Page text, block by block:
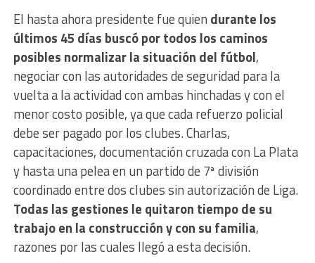
El hasta ahora presidente fue quien durante los
últimos 45 días buscó por todos los caminos
posibles normalizar la situación del fútbol,
negociar con las autoridades de seguridad para la
vuelta a la actividad con ambas hinchadas y con el
menor costo posible, ya que cada refuerzo policial
debe ser pagado por los clubes. Charlas,
capacitaciones, documentación cruzada con La Plata
y hasta una pelea en un partido de 7ª división
coordinado entre dos clubes sin autorización de Liga.
Todas las gestiones le quitaron tiempo de su
trabajo en la construcción y con su familia,
razones por las cuales llegó a esta decisión.